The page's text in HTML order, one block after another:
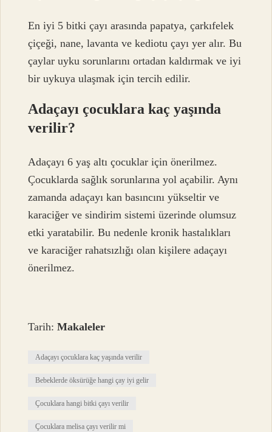
En iyi 5 bitki çayı arasında papatya, çarkıfelek
çiçeği, nane, lavanta ve kediotu çayı yer alır. Bu
çaylar uyku sorunlarını ortadan kaldırmak ve iyi
bir uykuya ulaşmak için tercih edilir.
Adaçayı çocuklara kaç yaşında
verilir?
Adaçayı 6 yaş altı çocuklar için önerilmez.
Çocuklarda sağlık sorunlarına yol açabilir. Aynı
zamanda adaçayı kan basıncını yükseltir ve
karaciğer ve sindirim sistemi üzerinde olumsuz
etki yaratabilir. Bu nedenle kronik hastalıkları
ve karaciğer rahatsızlığı olan kişilere adaçayı
önerilmez.
Tarih:Makaleler
Adaçayı çocuklara kaç yaşında verilir
Bebeklerde öksürüğe hangi çay iyi gelir
Çocuklara hangi bitki çayı verilir
Çocuklara melisa çayı verilir mi